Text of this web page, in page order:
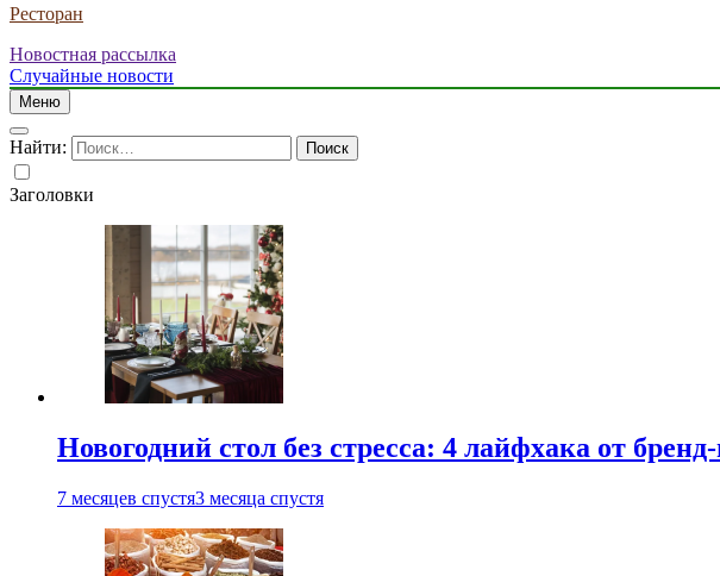
Ресторан
Новостная рассылка
Случайные новости
Меню
Найти:
Заголовки
Новогодний стол без стресса: 4 лайфхака от
7 месяцев спустя3 месяца спустя